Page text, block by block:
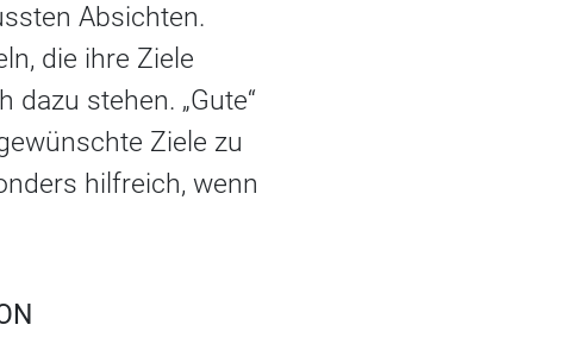
Absichten.
die ihre Ziele
stehen. „Gute“
Ziele zu
hilfreich, wenn